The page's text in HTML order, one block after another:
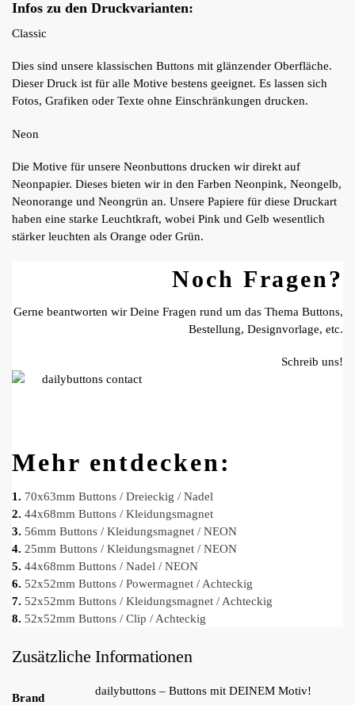
Infos zu den Druckvarianten:
Classic
Dies sind unsere klassischen Buttons mit glänzender Oberfläche.
Dieser Druck ist für alle Motive bestens geeignet. Es lassen sich
Fotos, Grafiken oder Texte ohne Einschränkungen drucken.
Neon
Die Motive für unsere Neonbuttons drucken wir direkt auf
Neonpapier. Dieses bieten wir in den Farben Neonpink, Neongelb,
Neonorange und Neongrün an. Unsere Papiere für diese Druckart
haben eine starke Leuchtkraft, wobei Pink und Gelb wesentlich
stärker leuchten als Orange oder Grün.
Noch Fragen?
Gerne beantworten wir Deine Fragen rund um das Thema Buttons,
Bestellung, Designvorlage, etc.
Schreib uns!
Mehr entdecken:
1. 70x63mm Buttons / Dreieckig / Nadel
2. 44x68mm Buttons / Kleidungsmagnet
3. 56mm Buttons / Kleidungsmagnet / NEON
4. 25mm Buttons / Kleidungsmagnet / NEON
5. 44x68mm Buttons / Nadel / NEON
6. 52x52mm Buttons / Powermagnet / Achteckig
7. 52x52mm Buttons / Kleidungsmagnet / Achteckig
8. 52x52mm Buttons / Clip / Achteckig
Zusätzliche Informationen
Brand
dailybuttons – Buttons mit DEINEM Motiv!